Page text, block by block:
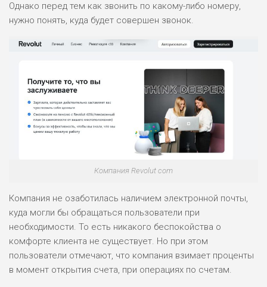
Однако перед тем как звонить по какому-либо номеру,
нужно понять, куда будет совершен звонок.
Компания Revolut com
Компания не озаботилась наличием электронной почты,
куда могли бы обращаться пользователи при
необходимости. То есть никакого беспокойства о
комфорте клиента не существует. Но при этом
пользователи отмечают, что компания взимает проценты
в момент открытия счета, при операциях по счетам.